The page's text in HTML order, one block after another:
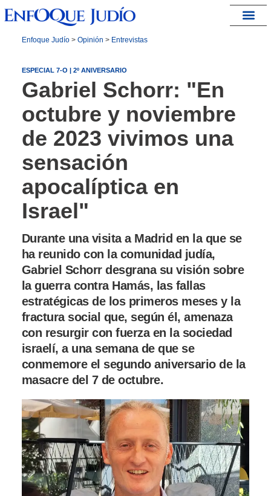
Enfoque Judío> Opinión > Entrevistas
ESPECIAL 7-O | 2º ANIVERSARIO
Gabriel Schorr: "En
octubre y noviembre
de 2023 vivimos una
sensación
apocalíptica en
Israel"
Durante una visita a Madrid en la que se
ha reunido con la comunidad judía,
Gabriel Schorr desgrana su visión sobre
la guerra contra Hamás, las fallas
estratégicas de los primeros meses y la
fractura social que, según él, amenaza
con resurgir con fuerza en la sociedad
israelí, a una semana de que se
conmemore el segundo aniversario de la
masacre del 7 de octubre.